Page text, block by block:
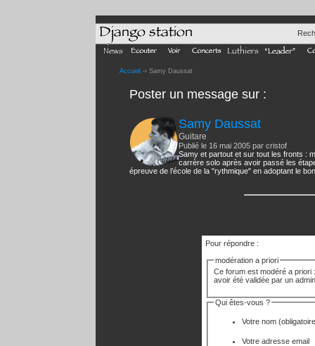
Accueil -› Samy Daussat
Poster un message sur :
Samy Daussat
Guitare
Publié le 16 mai 2005 par cristof
Samy et partout et sur tout les fronts :
carrère solo après avoir passé les
épreuve de l’école de la "rythmique" en adoptant le
Pour répondre :
modération a priori
Ce forum est modéré a priori
avoir été validée par un
Qui êtes-vous ?
Votre nom
Votre adresse email